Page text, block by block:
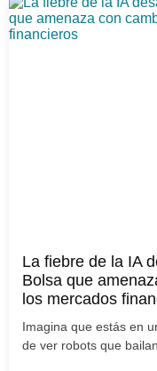
La fiebre de la IA
Bolsa que
los mercados
Imagina que estás en
de ver robots que